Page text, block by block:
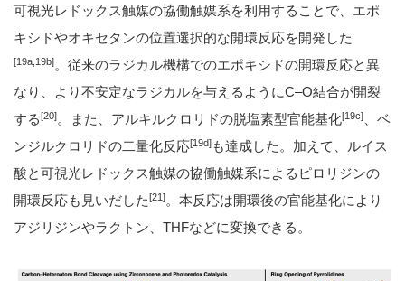
可視光レドックス触媒の協働触媒系を利用することで、エポ
キシドやオキセタンの位置選択的な開環反応を開発した
[19a,19b]。従来のラジカル機構でのエポキシドの開環反応と異
なり、より不安定なラジカルを与えるようにC–O結合が開裂
する[20]。また、アルキルクロリドの脱塩素型官能基化[19c]
、ベ
ンジルクロリドの二量化反応[19d] も達成した。加えて、ルイス
酸と可視光レドックス触媒の協働触媒系によるピロリジンの
開環反応も見いだした[21]。本反応は開環後の官能基化により
アジリジンやラクトン、THFなどに変換できる。